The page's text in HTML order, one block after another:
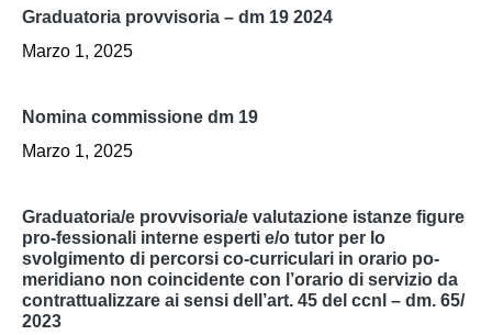
graduatoria provvisoria – dm 19 2024
Marzo 1, 2025
nomina commissione dm 19
Marzo 1, 2025
graduatoria/e provvisoria/e valutazione istanze figure
pro-fessionali interne esperti e/o tutor per lo
svolgimento di percorsi co-curriculari in orario po-
meridiano non coincidente con l’orario di servizio da
contrattualizzare ai sensi dell’art. 45 del ccnl – dm. 65/
2023